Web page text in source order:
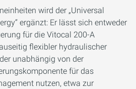
wird der „Universal
ergänzt: Er lässt sich entweder
für die Vitocal 200-A
flexibler hydraulischer
unabhängig von der
für das
nutzen, etwa zur